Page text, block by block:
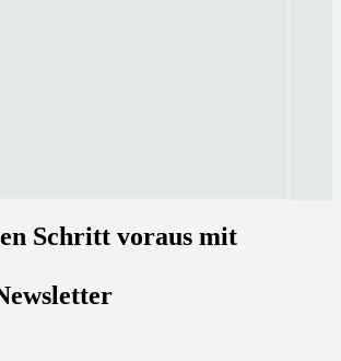
Schritt voraus mit